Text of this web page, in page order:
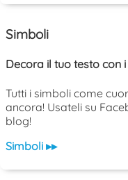
Simboli
Decora il tuo testo con
Tutti i simboli come
ancora! Usateli su
blog!
Simboli ▸▸